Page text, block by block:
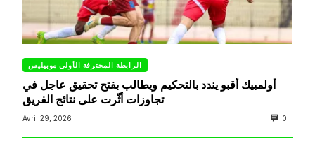
الرابطة المحترفة الأولى موبيليس
أولمبيك أقبو يندد بالتحكيم ويطالب بفتح تحقيق عاجل في
تجاوزات أثّرت على نتائج الفريق
Avril 29, 2026 0